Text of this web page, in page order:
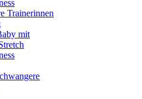
Trainerinnen
mit